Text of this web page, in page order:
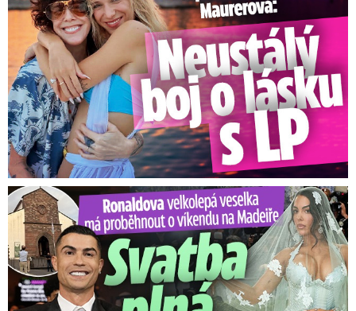
Ronaldova velkolepá veselka na Madeiře: Svatba plná zákazů!